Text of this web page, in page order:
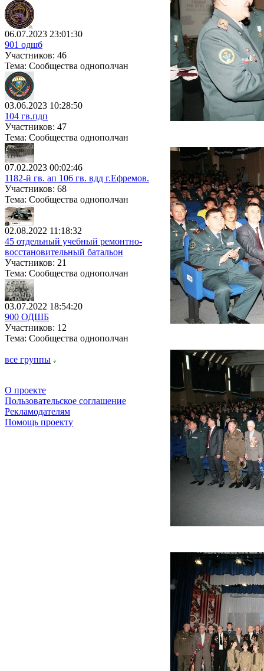
06.07.2023 23:01:30
901 одшб
Участников: 46
Тема: Сообщества однополчан
03.06.2023 10:28:50
104 гв.пдп
Участников: 47
Тема: Сообщества однополчан
07.02.2023 00:02:46
1182-й гв. ап 106 гв. вдд г.Ефремов.
Участников: 68
Тема: Сообщества однополчан
02.08.2022 11:18:32
45 отдельный учебный ремонтно-
восстановительный батальон
Участников: 21
Тема: Сообщества однополчан
03.07.2022 18:54:20
900 ОДШБ
Участников: 12
Тема: Сообщества однополчан
все группы
О проекте
Пользовательское соглашение
Рекламодателям
Помощь проекту